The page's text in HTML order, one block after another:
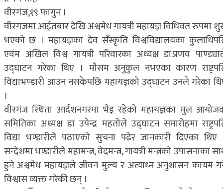
वीरगंज,१९ फागुन ।
वीरगजमा आईतबार देखि अश्वमेध गायत्री महायज्ञ विधिवत रुपमा
भएको छ । महायज्ञका देव सँस्कृति विश्वविद्यालयका
एवंम अखिल विश्व गायत्री परिवारका अध्यक्ष डा.प्रणव
उद्घाटन गरेका थिए । मौसम अनुकुल नभएका कारण
विद्याभण्डारी आउन नसकेपछि महायज्ञको उद्घाटन उनले गरेका
।
वीरगंज स्थिता आर्दशनगरमा भैइ रहेको महायज्ञका मुल
समितिका अध्यक्ष डा उपेन्द्र महतोले उद्घाटन समारोहमा
विद्या भण्डारीले पठाएको सुचना पढेर जानकारी दिएका थिए
सन्देशमा भण्डारीले महामन्त्र, वेदमन्त्र, गायत्री मन्त्रको उपासनाका
हुने अश्वमेध महायज्ञले जीवन मुल्य र अत्याध्म अनुशासन कायम
विश्वास व्यक्त गरेकी छन् ।